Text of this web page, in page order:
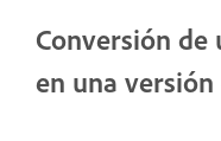
Conversión de
en una